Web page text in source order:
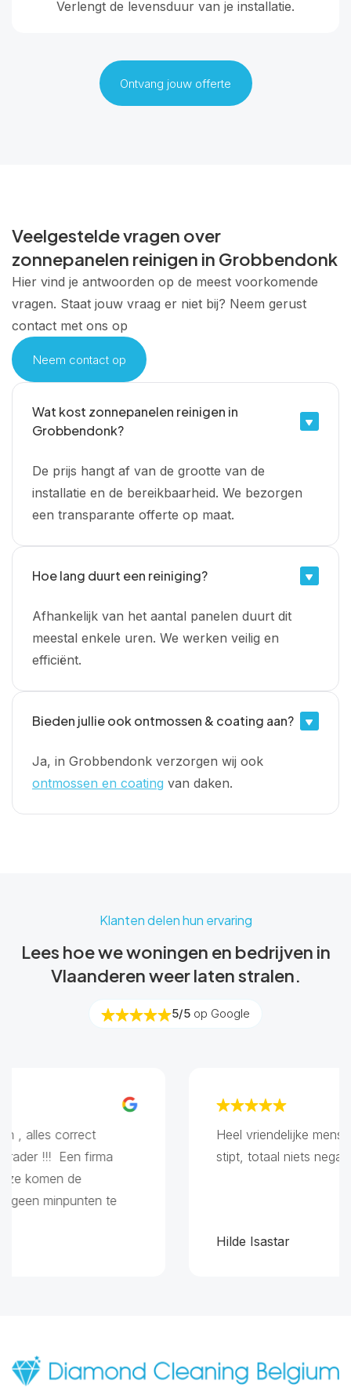
Verlengt de levensduur van je installatie.
Ontvang jouw offerte
Veelgestelde vragen over
zonnepanelen reinigen in Grobbendonk
Hier vind je antwoorden op de meest voorkomende
vragen. Staat jouw vraag er niet bij? Neem gerust
contact met ons op
Neem contact op
Wat kost zonnepanelen reinigen in
Grobbendonk?
De prijs hangt af van de grootte van de
installatie en de bereikbaarheid. We bezorgen
een transparante offerte op maat.
Hoe lang duurt een reiniging?
Afhankelijk van het aantal panelen duurt dit
meestal enkele uren. We werken veilig en
efficiënt.
Bieden jullie ook ontmossen & coating aan?
Ja, in Grobbendonk verzorgen wij ook
ontmossen en coating van daken.
Klanten delen hun ervaring
Lees hoe we woningen en bedrijven in
Vlaanderen weer laten stralen.
5/5 op Google
alles correct
!!! Een firma
komen de
minpunten te
Heel vriendelijke
stipt, totaal niets
Hilde Isastar